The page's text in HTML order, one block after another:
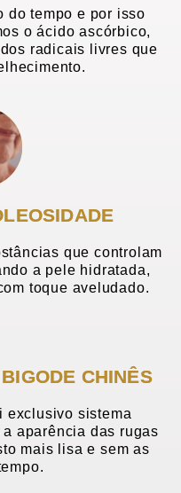
do tempo e por isso
o ácido ascórbico,
radicais livres que
que controlam
a pele hidratada,
toque aveludado.
CHINÊS
exclusivo sistema
aparência das rugas
mais lisa e sem as